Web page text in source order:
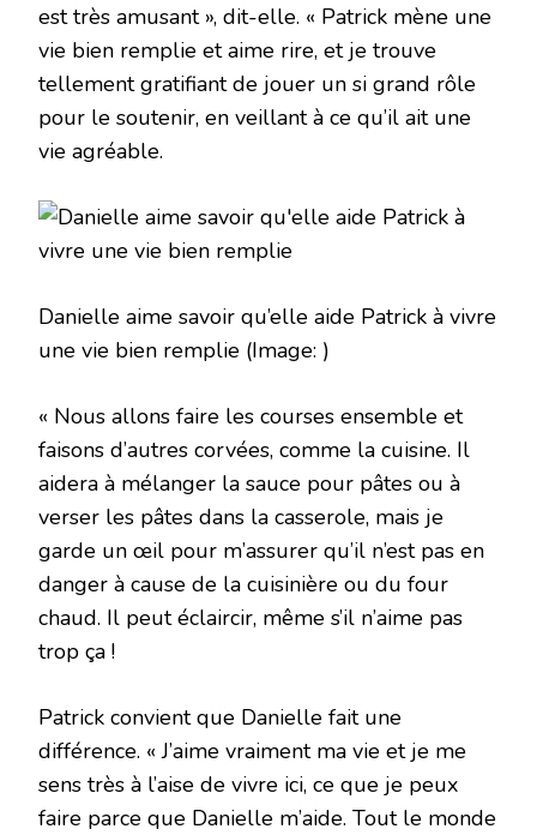
est très amusant », dit-elle. « Patrick mène une
vie bien remplie et aime rire, et je trouve
tellement gratifiant de jouer un si grand rôle
pour le soutenir, en veillant à ce qu’il ait une
vie agréable.
Danielle aime savoir qu’elle aide Patrick à vivre
une vie bien remplie (Image: )
« Nous allons faire les courses ensemble et
faisons d’autres corvées, comme la cuisine. Il
aidera à mélanger la sauce pour pâtes ou à
verser les pâtes dans la casserole, mais je
garde un œil pour m’assurer qu’il n’est pas en
danger à cause de la cuisinière ou du four
chaud. Il peut éclaircir, même s’il n’aime pas
trop ça !
Patrick convient que Danielle fait une
différence. « J’aime vraiment ma vie et je me
sens très à l’aise de vivre ici, ce que je peux
faire parce que Danielle m’aide. Tout le monde